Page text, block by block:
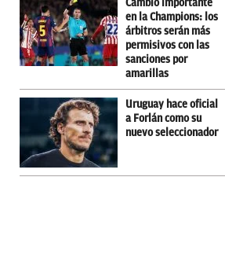
Cambio importante
en la Champions: los
árbitros serán más
permisivos con las
sanciones por
amarillas
Uruguay hace oficial
a Forlán como su
nuevo seleccionador